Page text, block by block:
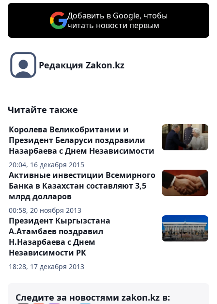
Добавить в Google, чтобы
читать новости первым
Редакция Zakon.kz
Читайте также
20:04, 16 декабря 2015
Королева Великобритании и
Президент Беларуси поздравили
Назарбаева с Днем Независимости
00:58, 20 ноября 2013
Активные инвестиции Всемирного
Банка в Казахстан составляют 3,5
млрд долларов
18:28, 17 декабря 2013
Президент Кыргызстана
А.Атамбаев поздравил
Н.Назарбаева с Днем
Независимости РК
Следите за новостями zakon.kz в: